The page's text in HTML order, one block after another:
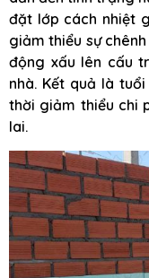
đặt lớp cách nhiệt
giảm thiểu sự
động xấu lên cấu
nhà. Kết quả là
thời giảm thiểu chi
lai.